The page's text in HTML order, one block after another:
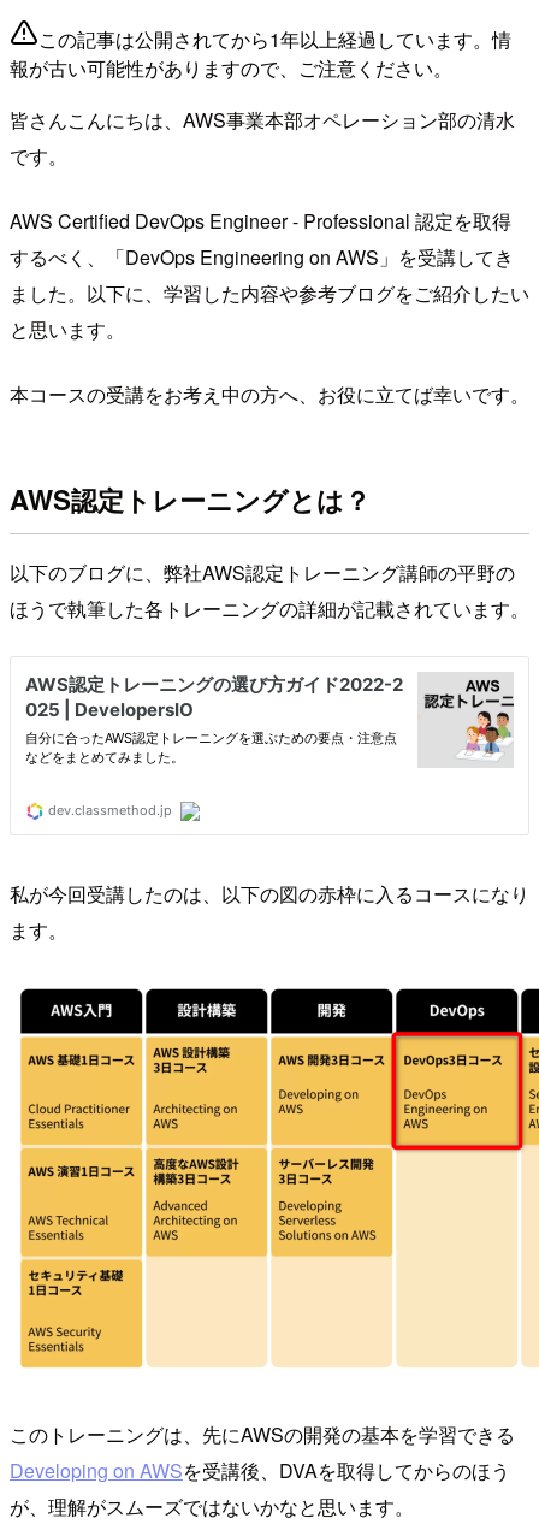
この記事は公開されてから1年以上経過しています。情
報が古い可能性がありますので、ご注意ください。
皆さんこんにちは、AWS事業本部オペレーション部の清水
です。
AWS Certified DevOps Engineer - Professional 認定を取得
するべく、「DevOps Engineering on AWS」を受講してき
ました。以下に、学習した内容や参考ブログをご紹介したい
と思います。
本コースの受講をお考え中の方へ、お役に立てば幸いです。
AWS認定トレーニングとは？
以下のブログに、弊社AWS認定トレーニング講師の平野の
ほうで執筆した各トレーニングの詳細が記載されています。
私が今回受講したのは、以下の図の赤枠に入るコースになり
ます。
このトレーニングは、先にAWSの開発の基本を学習できる
Developing on AWSを受講後、DVAを取得してからのほう
が、理解がスムーズではないかなと思います。